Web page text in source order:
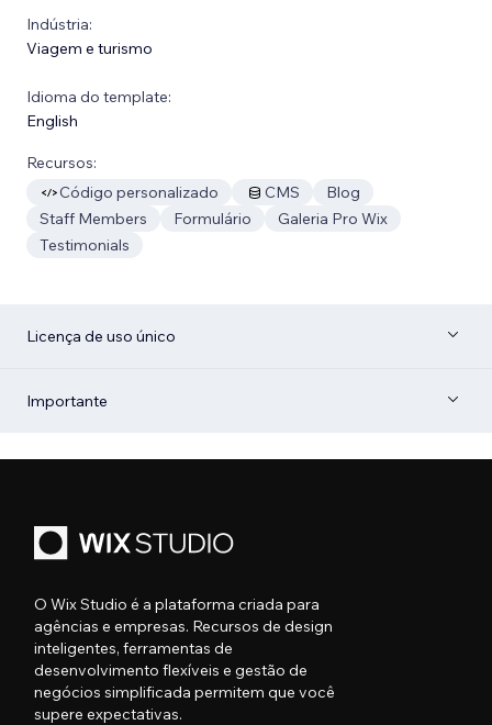
Indústria:
Viagem e turismo
Idioma do template:
English
Recursos:
Código personalizado
CMS
Blog
Staff Members
Formulário
Galeria Pro Wix
Testimonials
Licença de uso único
Importante
O Wix Studio é a plataforma criada para
agências e empresas. Recursos de design
inteligentes, ferramentas de
desenvolvimento flexíveis e gestão de
negócios simplificada permitem que você
supere expectativas.